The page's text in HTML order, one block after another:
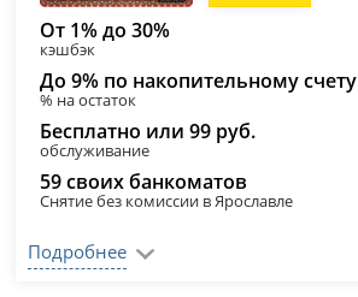
От 1% до 30%
кэшбэк
До 9% по накопительному счету
% на остаток
Бесплатно или 99 руб.
обслуживание
59 своих банкоматов
Снятие без комиссии в Ярославле
Подробнее